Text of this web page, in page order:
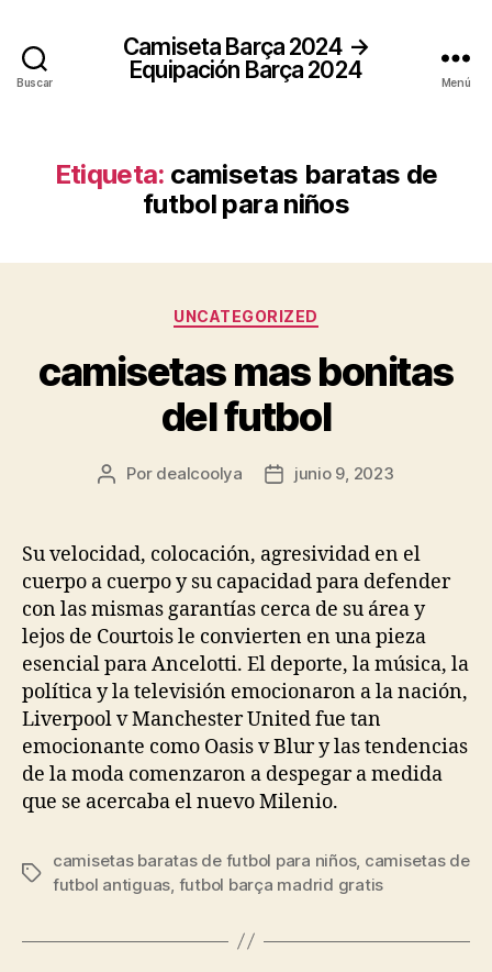
Buscar
Camiseta Barça 2024 →
Equipación Barça 2024
Menú
Etiqueta: camisetas baratas de
futbol para niños
Categorías
UNCATEGORIZED
camisetas mas bonitas
del futbol
Autor
entrada
Por dealcoolya
Fecha
entrada
junio 9, 2023
Su velocidad, colocación, agresividad en el
cuerpo a cuerpo y su capacidad para defender
con las mismas garantías cerca de su área y
lejos de Courtois le convierten en una pieza
esencial para Ancelotti. El deporte, la música, la
política y la televisión emocionaron a la nación,
Liverpool v Manchester United fue tan
emocionante como Oasis v Blur y las tendencias
de la moda comenzaron a despegar a medida
que se acercaba el nuevo Milenio.
Etiquetas
camisetas baratas de futbol para niños, camisetas de
futbol antiguas futbol barça madrid gratis